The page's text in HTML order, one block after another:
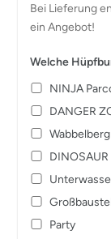
Bei Lieferung
ein Angebot!
Welche
NINJA
DANGER
Wabbelberg
DINOSAUR
Party